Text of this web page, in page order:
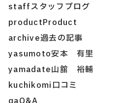
staffスタッフブログ
productProduct
archive過去の記事
yasumoto安本 有里
yamadate山舘 裕輔
kuchikomi 口コミ